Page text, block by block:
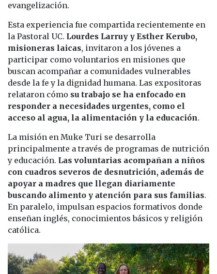
evangelización.
Esta experiencia fue compartida recientemente en
la Pastoral UC. Lourdes Larruy y Esther Kerubo,
misioneras laicas, invitaron a los jóvenes a
participar como voluntarios en misiones que
buscan acompañar a comunidades vulnerables
desde la fe y la dignidad humana. Las expositoras
relataron cómo su trabajo se ha enfocado en
responder a necesidades urgentes, como el
acceso al agua, la alimentación y la educación.
La misión en Muke Turi se desarrolla
principalmente a través de programas de nutrición
y educación. Las voluntarias acompañan a niños
con cuadros severos de desnutrición, además de
apoyar a madres que llegan diariamente
buscando alimento y atención para sus familias.
En paralelo, impulsan espacios formativos donde
enseñan inglés, conocimientos básicos y religión
católica.